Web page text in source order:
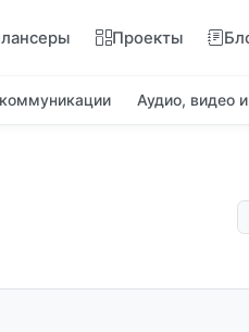
Проекты
Аудио, видео